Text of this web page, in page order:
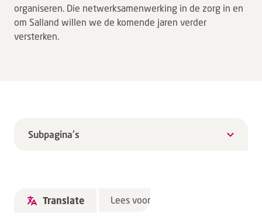
Verwijzers
organiseren. Die netwerksamenwerking in de zorg in en
om Salland willen we de komende jaren verder
versterken.
Subpagina's
Translate Lees voor